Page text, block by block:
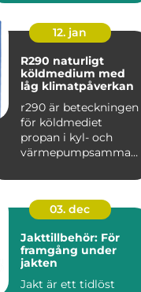
12. jan
R290 naturligt
köldmedium med
låg klimatpåverkan
r290 är beteckningen
för köldmediet
propan i kyl- och
värmepumpsamman
mycket låg klim...
03. dec
Jakttillbehör: För
framgång under
jakten
Jakt är ett tidlöst